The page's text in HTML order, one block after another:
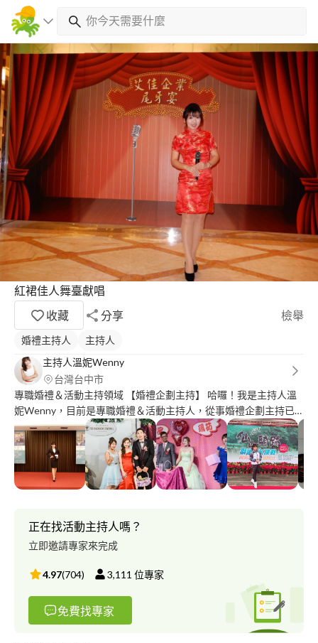
紅裙佳人舞臺獻唱
收藏
分享 檢舉
婚禮主持人
主持人
主持人溫妮Wenny
台灣台中市
專職婚禮＆活動主持領域 【婚禮企劃主持】 哈囉！我是主持人溫
妮Wenny，目前是專職婚禮＆活動主持人，從事婚禮企劃主持已
經有五年的資歷，服務的新人更超過千對，主持風格活潑熱情，待
人平易親切，用心服務每一場婚禮，給每一對新人最超值的服務。
你們也在尋找專業用心的主持人嗎？ 歡迎來信詢問檔期並下訂，
期待為你們主持一場有溫度難忘的婚禮，請把你們一生一世最重要
的大事放心交給我吧！ 【大小型活動主持】 活動主持已經累積五
持／商業活動主持／RS主持(銷售主持)／展場活動主持／論壇會議
司儀／路跑主持／尾牙春酒主持／家庭日主持......，都有非常豐富
專業的經驗，非常歡迎來信工作邀約，期待與你們一起合作。
https://www.facebook.com/wenny721/
http://melody2496.pixnet.net/blog
正在找活動主持人嗎？
立即邀請專家來完成
4.97(704) 3,111 位專家
免費找專家